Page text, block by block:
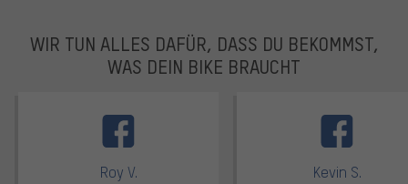
WIR TUN ALLES DAFÜR, DASS DU BEKOMMST,
WAS DEIN BIKE BRAUCHT
Roy V. Kevin S.